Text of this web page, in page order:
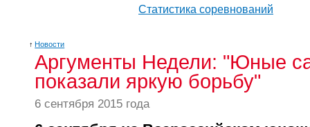
Статистика соревнований
↑ Новости
Аргументы Недели: "Юные
показали яркую борьбу"
6 сентября 2015 года